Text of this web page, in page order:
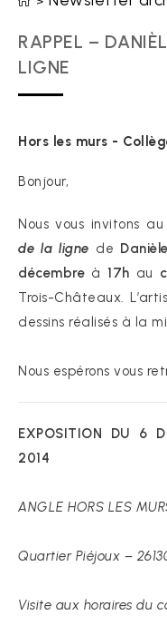
RAPPEL –
LIGNE
Hors les murs -
Bonjour,
Nous vous invitons
de la ligne de
décembre à 17h au
Trois-Châteaux.
dessins réalisés à la
Nous espérons vous
EXPOSITION DU 6
2014
ANGLE HORS LES
Quartier Piéjoux –
Visite aux horaires du